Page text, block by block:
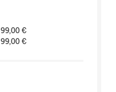
99,00 €
99,00 €